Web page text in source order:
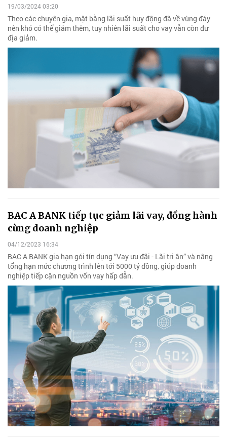
19/03/2024 03:20
Theo các chuyên gia, mặt bằng lãi suất huy động đã về vùng đáy
nên khó có thể giảm thêm, tuy nhiên lãi suất cho vay vẫn còn đư
địa giảm.
BAC A BANK tiếp tục giảm lãi vay, đồng hành
cùng doanh nghiệp
04/12/2023 16:34
BAC A BANK gia hạn gói tín dụng “Vay ưu đãi - Lãi tri ân” và nâng
tổng hạn mức chương trình lên tới 5000 tỷ đồng, giúp doanh
nghiệp tiếp cận nguồn vốn vay hấp dẫn.